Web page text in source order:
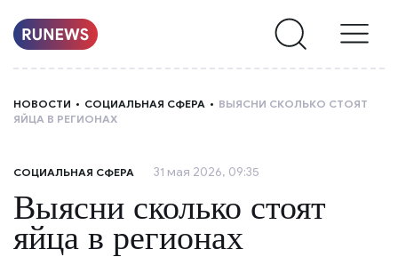
О
НАС
НОВОСТИ СОЦИАЛЬНАЯ СФЕРА
ВЫЯСНИ СКОЛЬКО СТОЯТ
ЯЙЦА В РЕГИОНАХ
СОЦИАЛЬНАЯ СФЕРА 31 мая 2026, 09:35
Выясни сколько стоят
яйца в регионах